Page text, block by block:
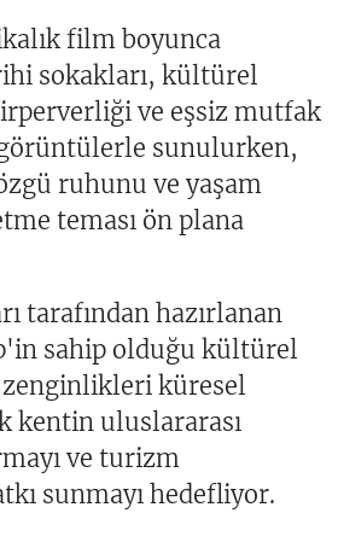
film boyunca
sokakları, kültürel
ve eşsiz mutfak
sunulurken,
ruhunu ve yaşam
teması ön plana
tarafından hazırlanan
sahip olduğu kültürel
küresel
kentin uluslararası
ve turizm
sunmayı hedefliyor.